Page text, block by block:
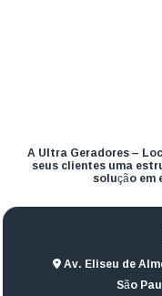
A Ultra Geradores –
seus clientes uma
solução
Av. Eliseu de
São